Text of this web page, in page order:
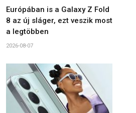
Európában is a Galaxy Z Fold
8 az új sláger, ezt veszik most
a legtöbben
2026-08-07